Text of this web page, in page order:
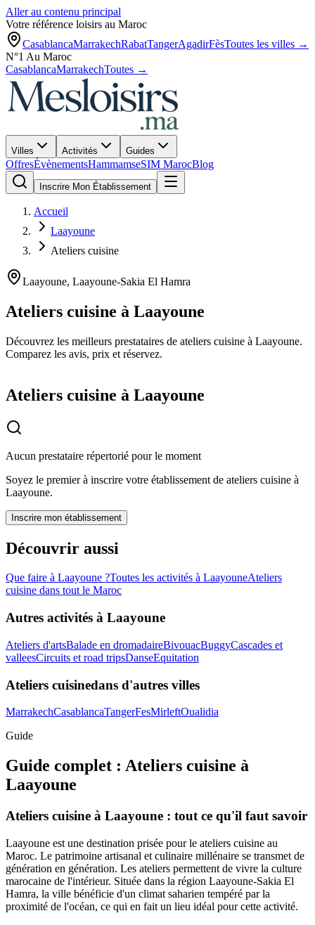
Aller au contenu principal
Votre référence loisirs au Maroc
CasablancaMarrakechRabatTangerAgadirFèsToutes les villes →
N°1 Au Maroc
CasablancaMarrakechToutes →
Villes Activités Guides
OffresÉvènementsHammamseSIM MarocBlog
Inscrire Mon Établissement
Accueil
Laayoune
Ateliers cuisine
Laayoune, Laayoune-Sakia El Hamra
Ateliers cuisine à Laayoune
Découvrez les meilleurs prestataires de ateliers cuisine à Laayoune.
Comparez les avis, prix et réservez.
Ateliers cuisine à Laayoune
Aucun prestataire répertorié pour le moment
Soyez le premier à inscrire votre établissement de ateliers cuisine à
Laayoune.
Inscrire mon établissement
Découvrir aussi
Que faire à Laayoune ?Toutes les activités à LaayouneAteliers
cuisine dans tout le Maroc
Autres activités à Laayoune
Ateliers d'artsBalade en dromadaireBivouacBuggyCascades et
valleesCircuits et road tripsDanseEquitation
Ateliers cuisinedans d'autres villes
MarrakechCasablancaTangerFesMirleftOualidia
Guide
Guide complet : Ateliers cuisine à
Laayoune
Ateliers cuisine à Laayoune : tout ce qu'il faut savoir
Laayoune est une destination prisée pour le ateliers cuisine au
Maroc. Le patrimoine artisanal et culinaire millénaire se transmet de
génération en génération. Les ateliers permettent de vivre la culture
marocaine de l'intérieur. Située dans la région Laayoune-Sakia El
Hamra, la ville bénéficie d'un climat saharien tempéré par la
proximité de l'océan, ce qui en fait un lieu idéal pour cette activité.